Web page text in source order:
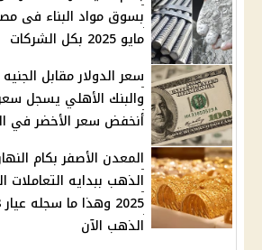
مايو 2025 بكل الشركات
والبنك الأهلي يسجل
أنخفض سعر الأخضر في
المعدن الأصفر بكام
الذهب الآن